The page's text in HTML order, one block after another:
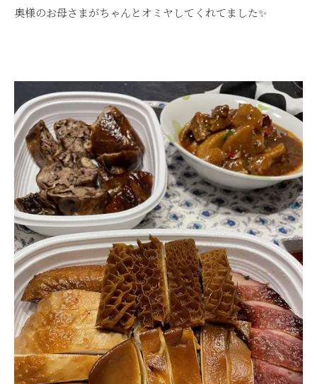
奥様のお母さまがちゃんとオミヤしてくれてました✨